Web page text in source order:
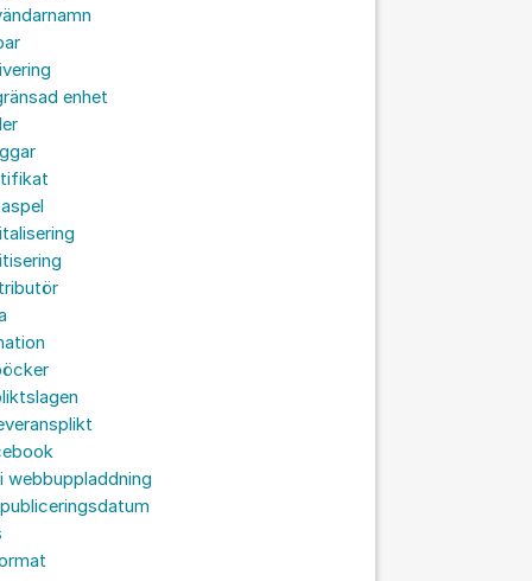
enhet
webbuppladdning